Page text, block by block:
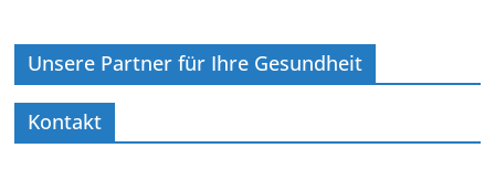
Unsere Partner für Ihre Gesundheit
Kontakt